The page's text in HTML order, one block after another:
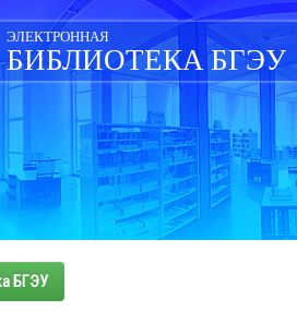
ЭЛЕКТРОННАЯ
БИБЛИОТЕКА БГЭУ
БГЭУ